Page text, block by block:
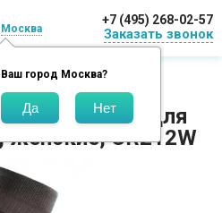
Москва
Ваш город Москва?
+7 (495) 268-02-57
Заказать звонок
Гольфы
гольфы CEP для
женские, CR212W